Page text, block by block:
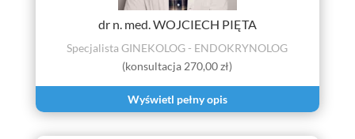
dr n. med. WOJCIECH PIĘTA
Specjalista GINEKOLOG - ENDOKRYNOLOG
(konsultacja 270,00 zł)
Wyświetl pełny opis